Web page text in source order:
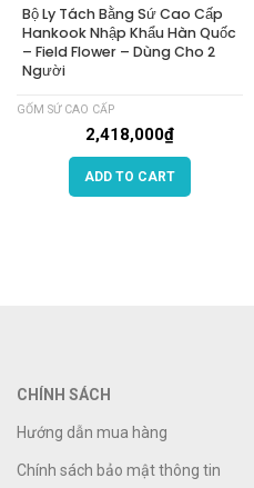
Bộ Ly Tách Bằng Sứ Cao Cấp
Hankook Nhập Khẩu Hàn Quốc
– Field Flower – Dùng Cho 2
Người
GỐM SỨ CAO CẤP
2,418,000₫
ADD TO CART
CHÍNH SÁCH
Hướng dẫn mua hàng
Chính sách bảo mật thông tin